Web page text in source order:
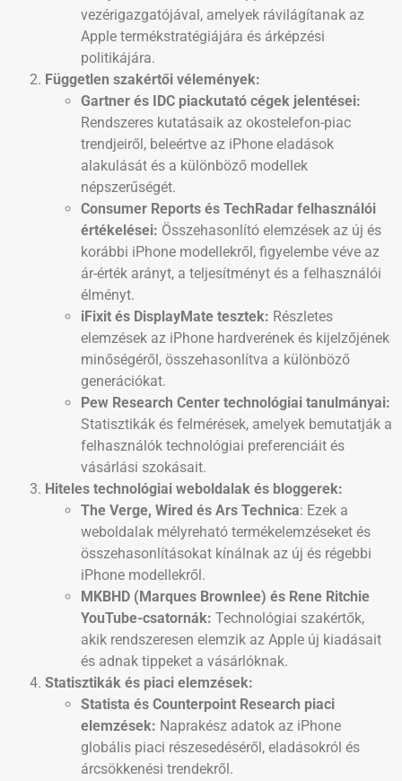
vezérigazgatójával, amelyek rávilágítanak az
Apple termékstratégiájára és árképzési
politikájára.
Független szakértői vélemények:
Gartner és IDC piackutató cégek jelentései:
Rendszeres kutatásaik az okostelefon-piac
trendjeiről, beleértve az iPhone eladások
alakulását és a különböző modellek
népszerűségét.
Consumer Reports és TechRadar felhasználói
értékelései: Összehasonlító elemzések az új és
korábbi iPhone modellekről, figyelembe véve az
ár-érték arányt, a teljesítményt és a felhasználói
élményt.
iFixit és DisplayMate tesztek: Részletes
elemzések az iPhone hardverének és kijelzőjének
minőségéről, összehasonlítva a különböző
generációkat.
Pew Research Center technológiai tanulmányai:
Statisztikák és felmérések, amelyek bemutatják a
felhasználók technológiai preferenciáit és
vásárlási szokásait.
Hiteles technológiai weboldalak és bloggerek:
The Verge, Wired és Ars Technica: Ezek a
weboldalak mélyreható termékelemzéseket és
összehasonlításokat kínálnak az új és régebbi
iPhone modellekről.
MKBHD (Marques Brownlee) és Rene Ritchie
YouTube-csatornák: Technológiai szakértők,
akik rendszeresen elemzik az Apple új kiadásait
és adnak tippeket a vásárlóknak.
Statisztikák és piaci elemzések:
Statista és Counterpoint Research piaci
elemzések: Naprakész adatok az iPhone
globális piaci részesedéséről, eladásokról és
árcsökkenési trendekről.